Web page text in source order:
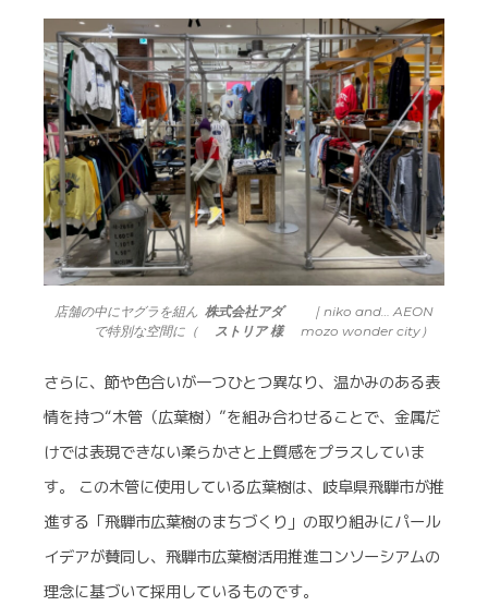
店舗の中にヤグラを組ん
で特別な空間に（
株式会社アダ
ストリア 様
｜niko and… AEON
mozo wonder city）
さらに、節や色合いが一つひとつ異なり、温かみのある表
情を持つ“木管（広葉樹）”を組み合わせることで、金属だ
けでは表現できない柔らかさと上質感をプラスしていま
す。 この木管に使用している広葉樹は、岐阜県飛騨市が推
進する「飛騨市広葉樹のまちづくり」の取り組みにパール
イデアが賛同し、飛騨市広葉樹活用推進コンソーシアムの
理念に基づいて採用しているものです。